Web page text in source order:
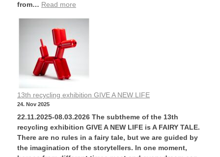
from… Read more
13th recycling exhibition GIVE A NEW LIFE
24. Nov 2025
22.11.2025-08.03.2026 The subtheme of the 13th
recycling exhibition GIVE A NEW LIFE is A FAIRY TALE.
There are no rules in a fairy tale, but we are guided by
the imagination of the storytellers. In one moment,